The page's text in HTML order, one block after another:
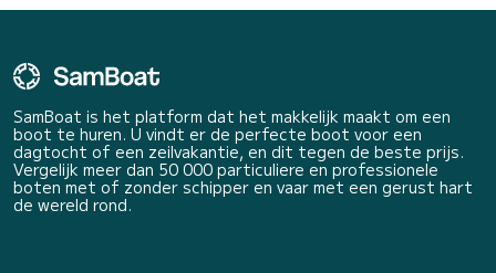
SamBoat is het platform dat het makkelijk maakt om een
boot te huren. U vindt er de perfecte boot voor een
dagtocht of een zeilvakantie, en dit tegen de beste prijs.
Vergelijk meer dan 50 000 particuliere en professionele
boten met of zonder schipper en vaar met een gerust hart
de wereld rond.